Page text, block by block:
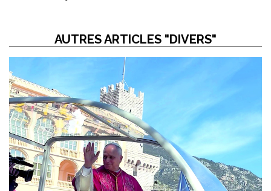
AUTRES ARTICLES "DIVERS"